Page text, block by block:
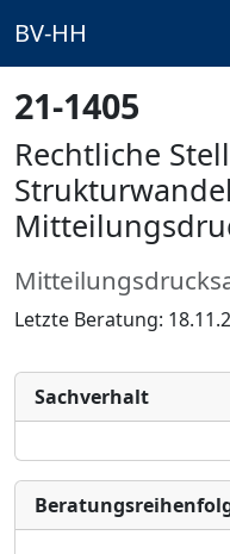
BV-HH
21-1405
Rechtliche
Letzte Beratung:
Sachverhalt